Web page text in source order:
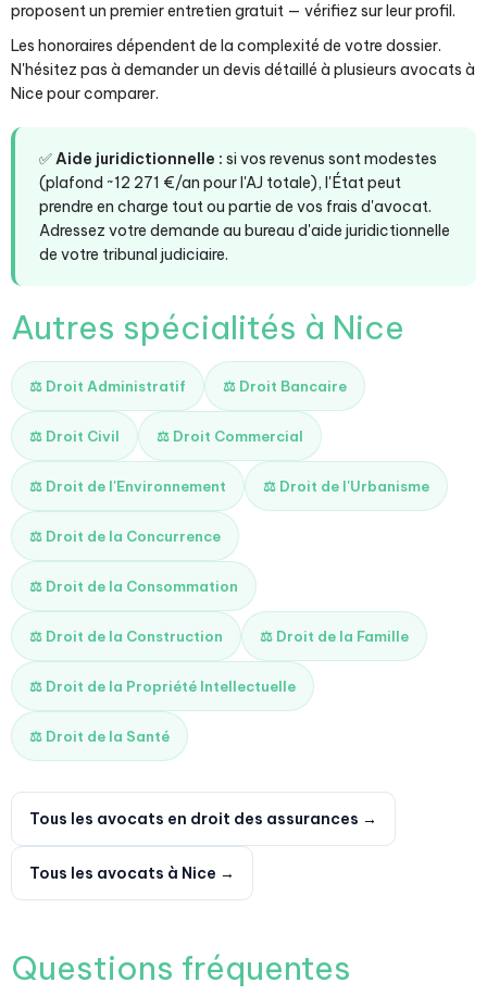
proposent un premier entretien gratuit — vérifiez sur leur profil.
Les honoraires dépendent de la complexité de votre dossier.
N'hésitez pas à demander un devis détaillé à plusieurs avocats à
Nice pour comparer.
✅Aide juridictionnelle : si vos revenus sont modestes
(plafond ~12 271 €/an pour l'AJ totale), l'État peut
prendre en charge tout ou partie de vos frais d'avocat.
Adressez votre demande au bureau d'aide juridictionnelle
de votre tribunal judiciaire.
Autres spécialités à Nice
⚖️ Droit Administratif ⚖️ Droit Bancaire
⚖️ Droit Civil ⚖️ Droit Commercial
⚖️ Droit de l'Environnement ⚖️ Droit de l'Urbanisme
⚖️ Droit de la Concurrence
⚖️ Droit de la Consommation
⚖️ Droit de la Construction ⚖️ Droit de la Famille
⚖️ Droit de la Propriété Intellectuelle
⚖️ Droit de la Santé
Tous les avocats en droit des assurances →
Tous les avocats à Nice →
Questions fréquentes